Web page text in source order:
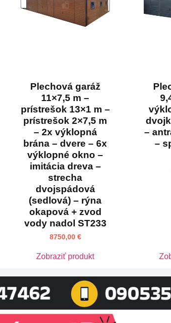
Plechová garáž
11×7,5 m –
prístrešok 13×1 m –
prístrešok 2×7,5 m
– 2x výklopná
brána – dvere – 6x
výklopné okno –
imitácia dreva –
strecha
dvojspádová
(sedlová) – rýna
okapová + zvod
vody nadol ST233
8750,00 €
Zobraziť produkt
–
–